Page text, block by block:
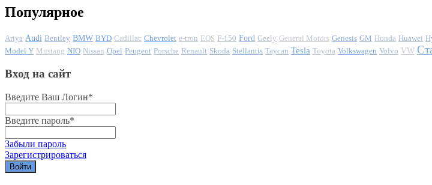
Популярное
Ariya Audi Bentley BMW BYD Cadillac Chevrolet e-tron EQS F-150 Ford Geely General Motors Genesis GM Honda Huawei
Model Y Mustang NIO Nissan Opel Peugeot Porsche Renault Skoda Stellantis Taycan Tesla Toyota Volkswagen Volvo VW
Вход на сайт
Введите Ваш Логин*
Введите пароль*
Забыли пароль
Зарегистрироваться